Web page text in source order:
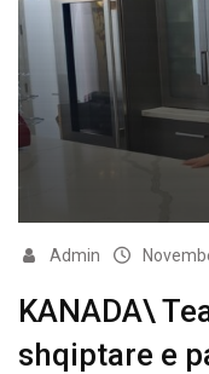
Admin
KANADA\
shqiptare e